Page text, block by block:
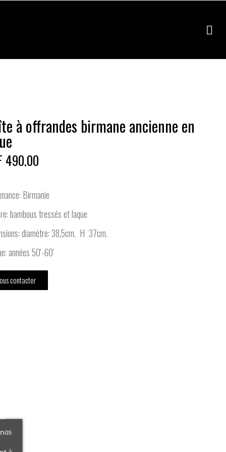
à offrandes birmane ancienne en
490,00
Birmanie
bambous tressés et laque
diamètre: 38,5cm. H 37cm.
années 50'-60'
contacter